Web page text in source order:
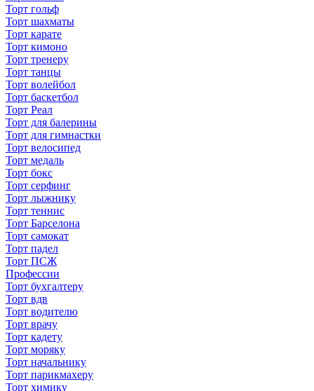
Торт гольф
Торт шахматы
Торт карате
Торт кимоно
Торт тренеру
Торт танцы
Торт волейбол
Торт баскетбол
Торт Реал
Торт для балерины
Торт для гимнастки
Торт велосипед
Торт медаль
Торт бокс
Торт серфинг
Торт лыжнику
Торт теннис
Торт Барселона
Торт самокат
Торт падел
Торт ПСЖ
Профессии
Торт бухгалтеру
Торт вдв
Торт водителю
Торт врачу
Торт кадету
Торт моряку
Торт начальнику
Торт парикмахеру
Торт химику